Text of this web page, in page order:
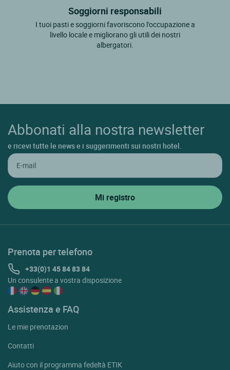
Soggiorni responsabili
I tuoi pasti e soggiorni favoriscono l'occupazione a
livello locale e migliorano gli utili dei nostri
albergatori.
Abbonati alla nostra newsletter
e ricevi tutte le news e i suggerimenti sui nostri hotel.
Prenota per telefono
+33(0)1 45 84 83 84
Un consulente a vostra disposizione
Assistenza e FAQ
Le mie prenotazion
Contatti
Aiuto con il programma fedeltà ETIK